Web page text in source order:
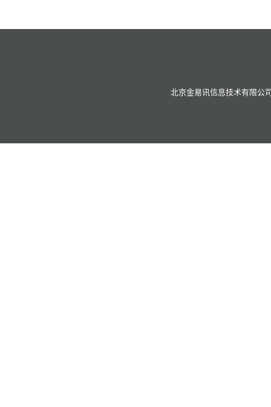
北京金易讯信息技术有限公